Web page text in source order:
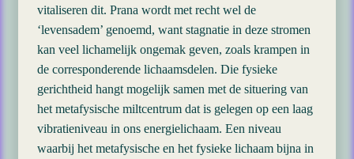
vitaliseren dit. Prana wordt met recht wel de
‘levensadem’ genoemd, want stagnatie in deze stromen
kan veel lichamelijk ongemak geven, zoals krampen in
de corresponderende lichaamsdelen. Die fysieke
gerichtheid hangt mogelijk samen met de situering van
het metafysische miltcentrum dat is gelegen op een laag
vibratieniveau in ons energielichaam. Een niveau
waarbij het metafysische en het fysieke lichaam bijna in